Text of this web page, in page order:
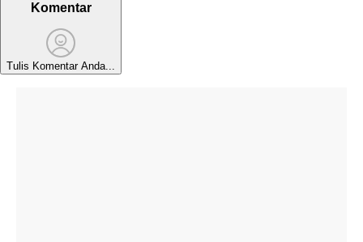
Komentar
Tulis Komentar Anda...